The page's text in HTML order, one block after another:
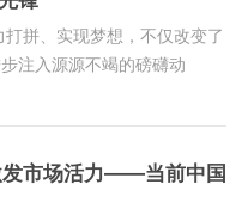
拼、实现梦想，不仅改变了
注入源源不竭的磅礴动
发市场活力——当前中国